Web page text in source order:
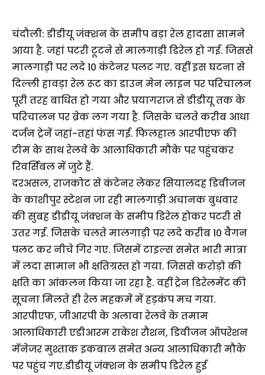
चंदौली: डीडीयू जंक्शन के समीप बड़ा रेल हादसा सामने
आया है. जहां पटरी टूटने से मालगाड़ी डिरेल हो गई. जिससे
मालगाड़ी पर लदे 10 कंटेनर पलट गए. वहीं इस घटना से
दिल्ली हावड़ा रेल रूट का डाउन मेन लाइन पर परिचालन
पूरी तरह बाधित हो गया और प्रयागराज से डीडीयू तक के
परिचालन पर ब्रेक लग गया है. जिसके चलते करीब आधा
दर्जन ट्रेनें जहां-तहां फंस गई. फिलहाल आरपीएफ की
टीम के साथ रेलवे के आलाधिकारी मौके पर पहुंचकर
रिवर्सिबल में जुटे हैं.
दरअसल, राजकोट से कंटेनर लेकर सियालदह डिवीजन
के काशीपुर स्टेशन जा रही मालगाड़ी अचानक बुधवार
की सुबह डीडीयू जंक्शन के समीप डिरेल होकर पटरी से
उतर गई. जिसके चलते मालगाड़ी पर लदे करीब 10 वैगन
पलट कर नीचे गिर गए. जिसमें टाइल्स समेत भारी मात्रा
में लदा सामान भी क्षतिग्रस्त हो गया. जिससे करोड़ो की
क्षति का आंकलन किया जा रहा है. वहीं ट्रेन डिरेलमेंट की
सूचना मिलते ही रेल महकमें में हड़कंप मच गया.
आरपीएफ, जीआरपी के अलावा रेलवे के तमाम
आलाधिकारी एडीआरम राकेश रौशन, डिवीजन ऑपरेशन
मॅनेजर मुश्ताक इकबाल समेत अन्य आलाधिकारी मौके
पर पहुंच गए.डीडीयू जंक्शन के समीप डिरेल हुई